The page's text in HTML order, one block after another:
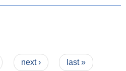
next › last »